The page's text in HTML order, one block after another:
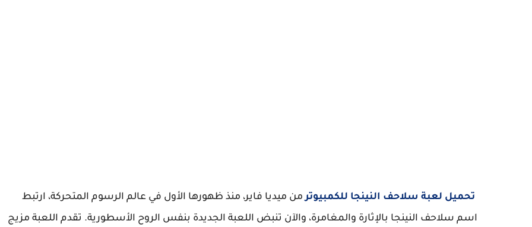
تحميل لعبة سلاحف النينجا للكمبيوترمن ميديا فاير، منذ ظهورها الأول في عالم الرسوم المتحركة، ارتبط
اسم سلاحف النينجا بالإثارة والمغامرة، والآن تنبض اللعبة الجديدة بنفس الروح الأسطورية. تقدم اللعبة مزيج